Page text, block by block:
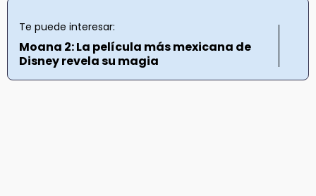
Te puede interesar:
Moana 2: La película más mexicana de
Disney revela su magia